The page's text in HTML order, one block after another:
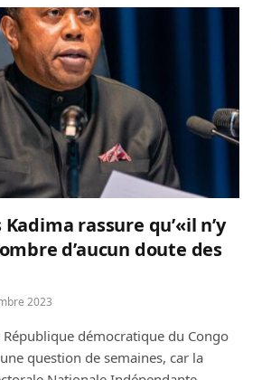
Kadima rassure qu’«il n’y
d’aucun doute des
2023
République démocratique du Congo
question de semaines, car la